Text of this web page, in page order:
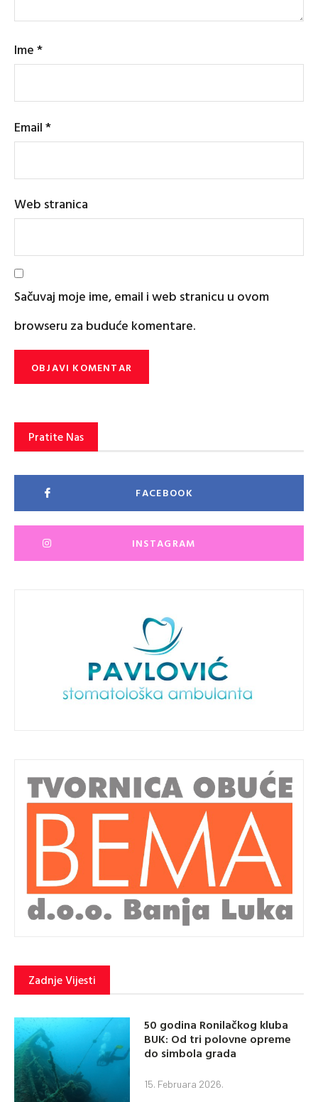
Ime*
Email*
Web stranica
Sačuvaj moje ime, email i web stranicu u ovom
browseru za buduće komentare.
Pratite Nas
FACEBOOK
INSTAGRAM
Zadnje Vijesti
50 godina Ronilačkog kluba
BUK: Od tri polovne opreme
do simbola grada
15. Februara 2026.